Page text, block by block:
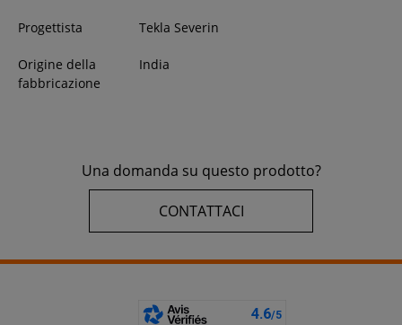
Progettista Tekla Severin
Origine della
fabbricazione
India
Una domanda su questo prodotto?
CONTATTACI